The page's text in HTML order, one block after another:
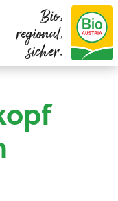
Bio,
regional,
sicher.